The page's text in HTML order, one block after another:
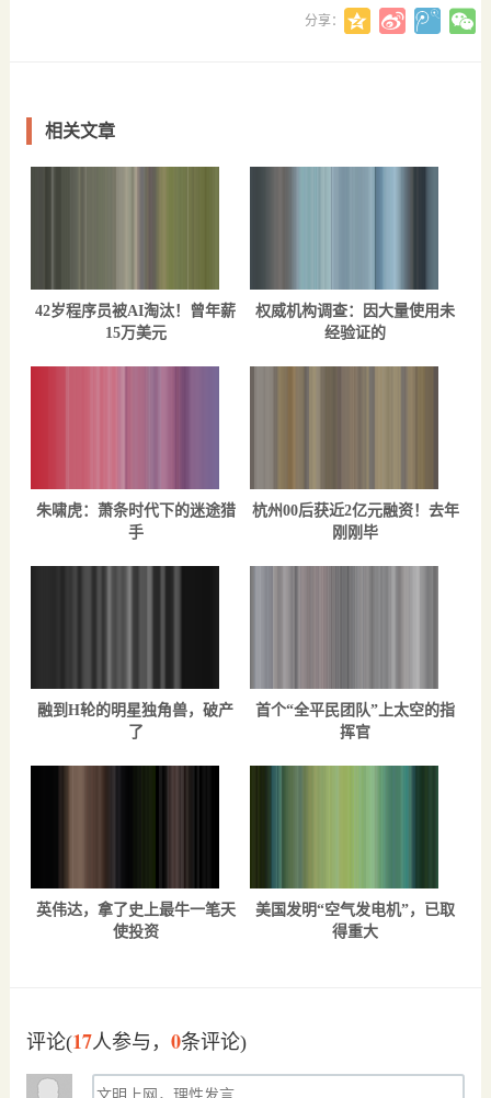
分享：
相关文章
42岁程序员被AI淘汰！曾年薪
15万美元
权威机构调查：因大量使用未
经验证的
朱啸虎：萧条时代下的迷途猎
手
杭州00后获近2亿元融资！去年
刚刚毕
融到H轮的明星独角兽，破产
了
首个“全平民团队”上太空的指
挥官
英伟达，拿了史上最牛一笔天
使投资
美国发明“空气发电机”，已取
得重大
评论(17人参与， 0条评论)